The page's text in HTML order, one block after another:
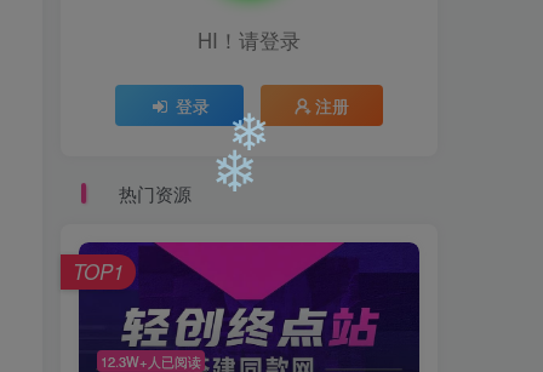
HI！请登录
登录 注册
热门资源
12.3W+人已阅读
TOP1
❄
❄